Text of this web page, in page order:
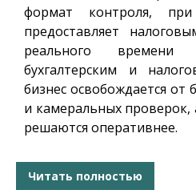
формат контроля,
предоставляет
реального
бухгалтерским и
бизнес освобождается
и камеральных проверок,
решаются оперативнее.
Читать полностью